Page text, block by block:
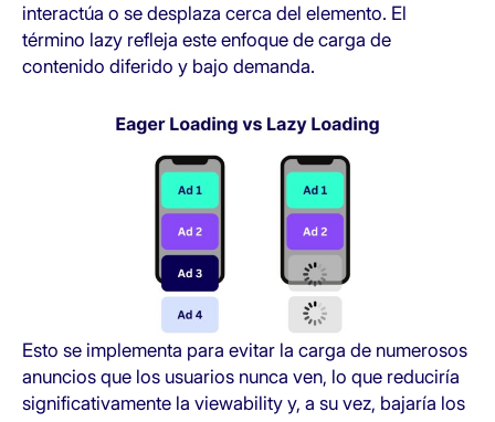
interactúa o se desplaza cerca del elemento. El
término lazy refleja este enfoque de carga de
contenido diferido y bajo demanda.
Esto se implementa para evitar la carga de numerosos
anuncios que los usuarios nunca ven, lo que reduciría
significativamente la viewability y, a su vez, bajaría los